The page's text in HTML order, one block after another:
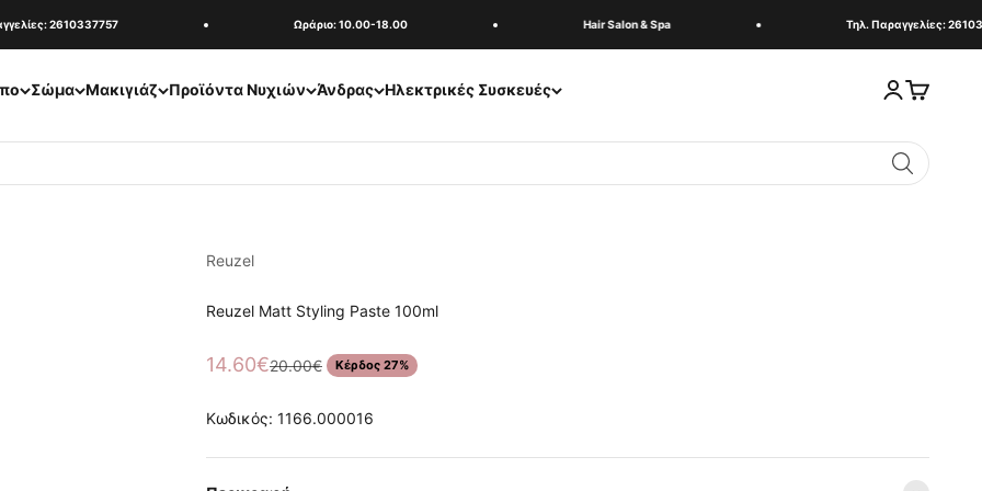
2610337757 Ωράριο: 10.00-18.00 Hair Salon & Spa Τηλ. Παραγγελίες:
Σώμα Μακιγιάζ Προϊόντα Νυχιών Άνδρας Ηλεκτρικές Συσκευές Σύνδεση
Καλάθι
Reuzel
Reuzel Matt Styling Paste 100ml
Τιμή πώλησης
14.60€Κανονική τιμή
20.00€ Κέρδος 27%
Κωδικός: 1166.000016